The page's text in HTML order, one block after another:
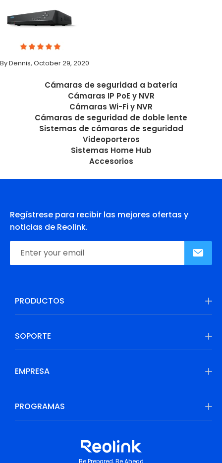
By Dennis, October 29, 2020
Cámaras de seguridad a batería
Cámaras IP PoE y NVR
Cámaras Wi-Fi y NVR
Cámaras de seguridad de doble lente
Sistemas de cámaras de seguridad
Videoporteros
Sistemas Home Hub
Accesorios
Regístrese para recibir las mejores ofertas y
noticias de Reolink.
PRODUCTOS
SOPORTE
EMPRESA
PROGRAMAS